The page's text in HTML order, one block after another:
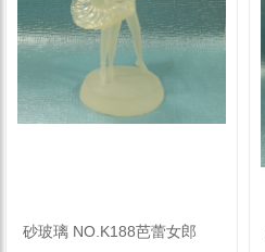
砂玻璃 NO.K188芭蕾女郎